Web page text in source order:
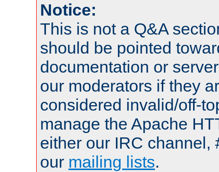
Notice:
This is not a Q&A
should be pointed
documentation or
our moderators if they
considered invalid/off-
manage the Apache
either our IRC channel,
our mailing lists.